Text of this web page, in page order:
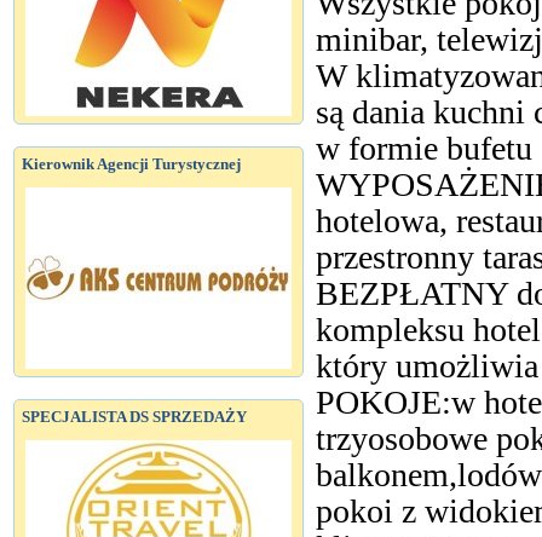
Kierownik Agencji Turystycznej
SPECJALISTA DS SPRZEDAŻY
minibar,
W
są dania kuchni
w formie bufetu
hotelowa,
przestronny
BEZPŁATNY
kompleksu
który umożliwia
POKOJE:w
trzyosobowe
pokoi z